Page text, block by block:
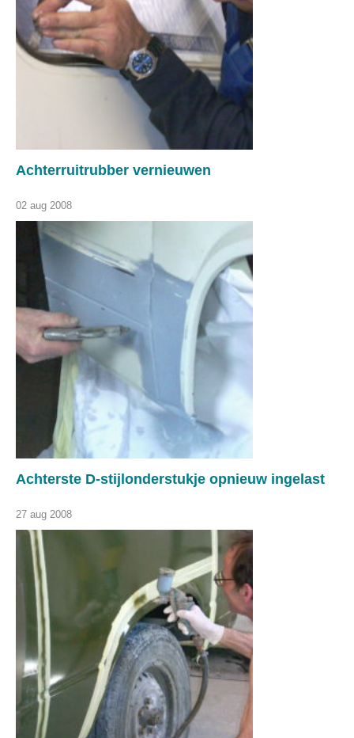
Achterruitrubber vernieuwen
02 aug 2008
Achterste D-stijlonderstukje opnieuw ingelast
27 aug 2008